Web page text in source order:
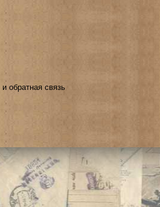
обратная связь